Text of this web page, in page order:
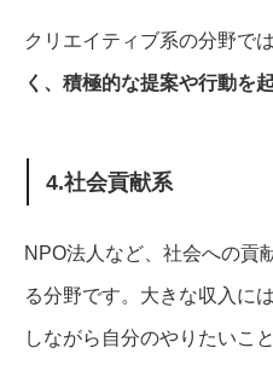
クリエイティブ系の分野では
く、積極的な提案や行動を
4.社会貢献系
NPO法人など、社会への貢
る分野です。 大きな収入に
しながら自分のやりたいこ